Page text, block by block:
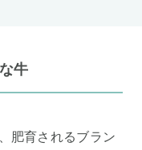
牛
肥育されるブラン